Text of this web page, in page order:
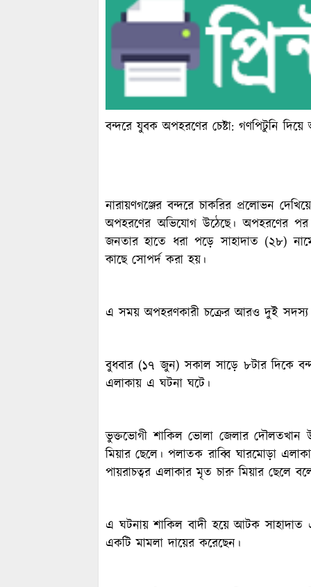
বন্দরে যুবক অপহরণের চেষ্টা: গণপিটুনি
নারায়ণগঞ্জের বন্দরে চাকরির প্রলোভন
অপহরণের অভিযোগ উঠেছে। অপহরণের পর
জনতার হাতে ধরা পড়ে সাহাদাত (২৮)
কাছে সোপর্দ করা হয়।
এ সময় অপহরণকারী চক্রের আরও দুই সদস্য
বুধবার (১৭ জুন) সকাল সাড়ে ৮টার দিকে
এলাকায় এ ঘটনা ঘটে।
ভুক্তভোগী শাকিল ভোলা জেলার দৌলতখান
মিয়ার ছেলে। পলাতক রাব্বি ঘারমোড়া
পায়রাচত্বর এলাকার মৃত চারু মিয়ার ছেলে
এ ঘটনায় শাকিল বাদী হয়ে আটক
একটি মামলা দায়ের করেছেন।